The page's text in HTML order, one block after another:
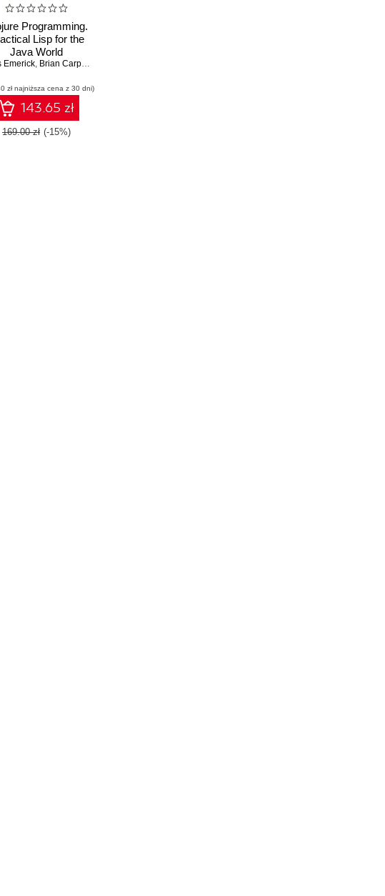
Programming.
Lisp for the
Java World
Emerick, Brian Carper ,
zł najniższa cena z 30 dni)
143.65 zł
169.00 zł (-15%)